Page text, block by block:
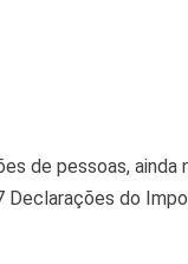
de pessoas,
do